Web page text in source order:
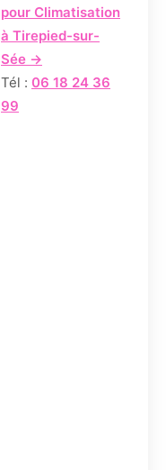
pour Climatisation
à Tirepied-sur-
Sée →
Tél : 06 18 24 36
99